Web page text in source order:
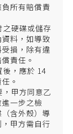
所有賠償責
硬碟或儲存
料，如導致
損，除有違
責任。
，應於 14
。
甲方同意乙
一步之檢
含外殼）導
甲方需自行